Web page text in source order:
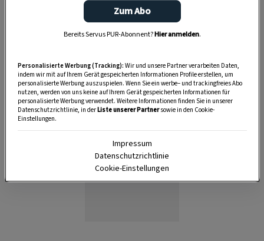
Zum Abo
Bereits Servus PUR-Abonnent?Hier anmelden.
Personalisierte Werbung (Tracking): Wir und unsere Partner verarbeiten Daten,
indem wir mit auf Ihrem Gerät gespeicherten Informationen Profile erstellen, um
personalisierte Werbung auszuspielen. Wenn Sie ein werbe– und trackingfreies Abo
nutzen, werden von uns keine auf Ihrem Gerät gespeicherten Informationen für
personalisierte Werbung verwendet. Weitere Informationen finden Sie in unserer
Datenschutzrichtlinie, in derListe unserer Partnersowie in den Cookie-
Einstellungen.
Impressum
Datenschutzrichtlinie
Cookie-Einstellungen